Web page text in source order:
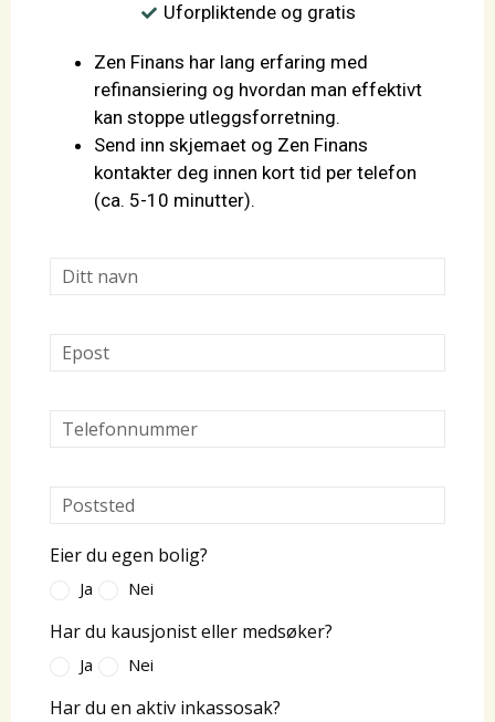
Uforpliktende og gratis
Zen Finans har lang erfaring med
refinansiering og hvordan man effektivt
kan stoppe utleggsforretning.
Send inn skjemaet og Zen Finans
kontakter deg innen kort tid per telefon
(ca. 5-10 minutter).
Zen
Eier du egen bolig?
Ja Nei
Har du kausjonist eller medsøker?
Ja Nei
Har du en aktiv inkassosak?